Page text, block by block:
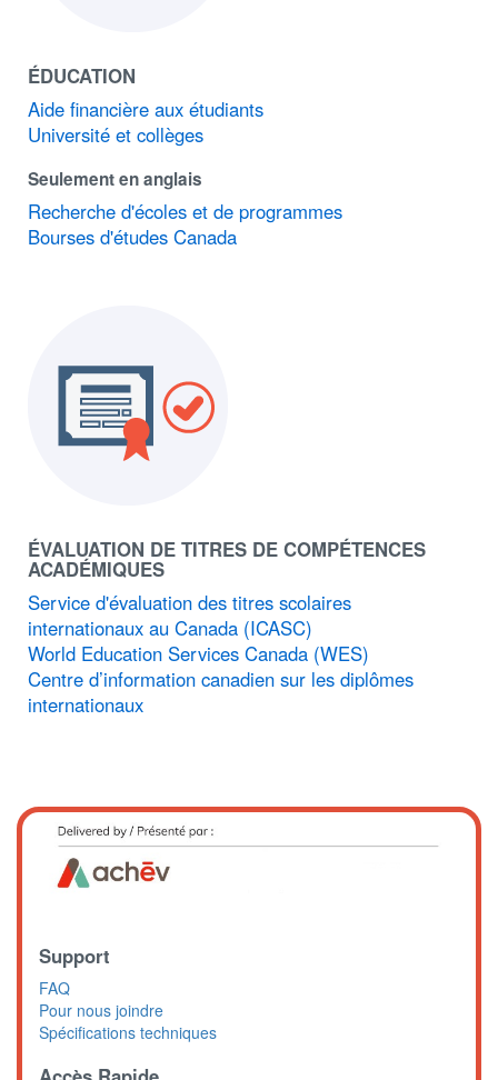
ÉDUCATION
Aide financière aux étudiants
Université et collèges
Seulement en anglais
Recherche d'écoles et de programmes
Bourses d'études Canada
ÉVALUATION DE TITRES DE COMPÉTENCES
ACADÉMIQUES
Service d'évaluation des titres scolaires
internationaux au Canada (ICASC)
World Education Services Canada (WES)
Centre d’information canadien sur les diplômes
internationaux
Support
FAQ
Pour nous joindre
Spécifications techniques